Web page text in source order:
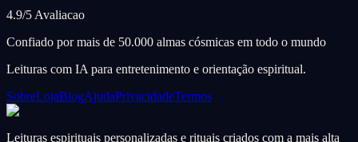
4.9/5 Avaliacao
Confiado por mais de 50.000 almas cósmicas em todo o mundo
Leituras com IA para entretenimento e orientação espiritual.
SobreLojaBlogAjudaPrivacidadeTermos
Leituras espirituais personalizadas e rituais criados com a mais alta